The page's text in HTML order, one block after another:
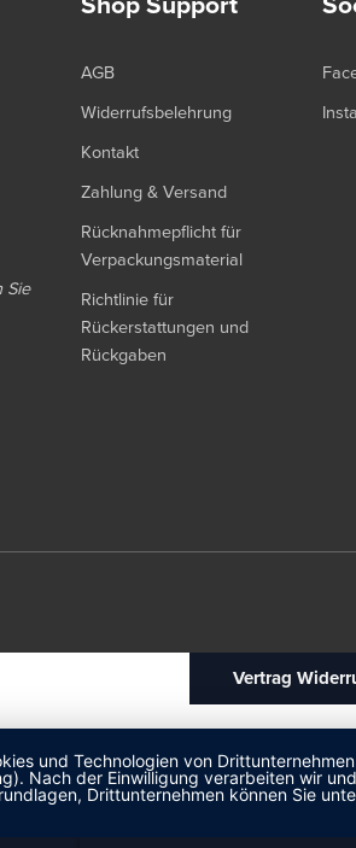
Sie
AGB
Widerrufsbelehrung
Kontakt
Zahlung & Versand
Rücknahmepflicht für
Verpackungsmaterial
Richtlinie für
Rückerstattungen und
Rückgaben
Vertrag
und Technologien von
Nach der Einwilligung verarbeiten wir
Drittunternehmen können Sie